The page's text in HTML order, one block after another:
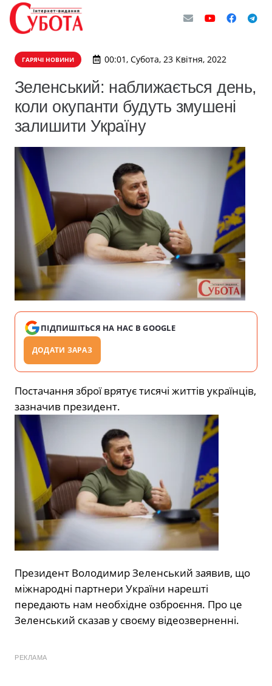
ГАРЯЧІ НОВИНИ 00:01, Субота, 23 Квітня, 2022
Зеленський: наближається день,
коли окупанти будуть змушені
залишити Україну
ПІДПИШІТЬСЯ НА НАС В GOOGLE
ДОДАТИ ЗАРАЗ
Постачання зброї врятує тисячі життів українців,
зазначив президент.
Президент Володимир Зеленський заявив, що
міжнародні партнери України нарешті
передають нам необхідне озброєння. Про це
Зеленський сказав у своєму відеозверненні.
РЕКЛАМА